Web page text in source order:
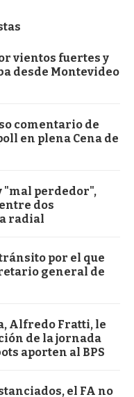
vientos fuertes y
desde Montevideo
comentario de
en plena Cena de
"mal perdedor",
dos
radial
por el que
general de
Alfredo Fratti, le
de la jornada
aporten al BPS
el FA no